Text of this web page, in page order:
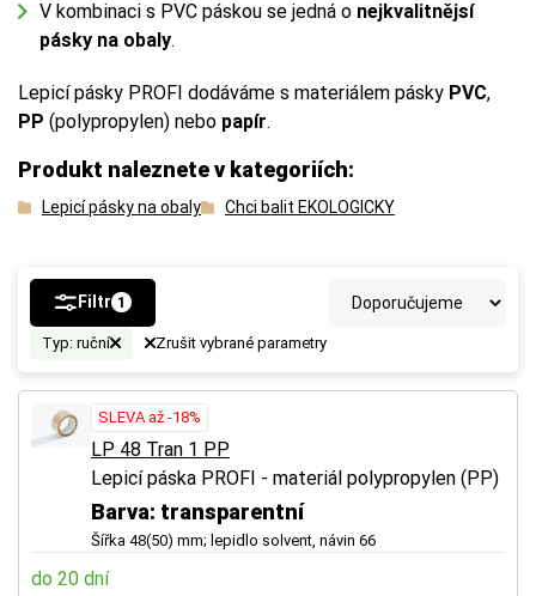
V kombinaci s PVC páskou se jedná o nejkvalitnějsí
pásky na obaly.
Lepicí pásky PROFI dodáváme s materiálem pásky PVC,
PP (polypropylen) nebo papír.
Produkt naleznete v kategoriích:
Lepicí pásky na obaly Chci balit EKOLOGICKY
Filtr 1
Typ: ruční Zrušit vybrané parametry
SLEVA až -18%
LP 48 Tran 1 PP
Lepicí páska PROFI - materiál polypropylen (PP)
Barva: transparentní
Šířka 48(50) mm; lepidlo solvent, návin 66
do 20 dní